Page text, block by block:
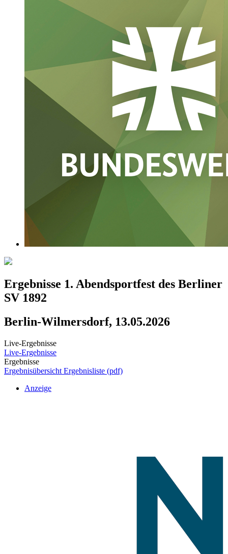
Ergebnisse 1. Abendsportfest des Berliner
SV 1892
Berlin-Wilmersdorf, 13.05.2026
Live-Ergebnisse
Live-Ergebnisse
Ergebnisse
Ergebnisübersicht Ergebnisliste (pdf)
Anzeige